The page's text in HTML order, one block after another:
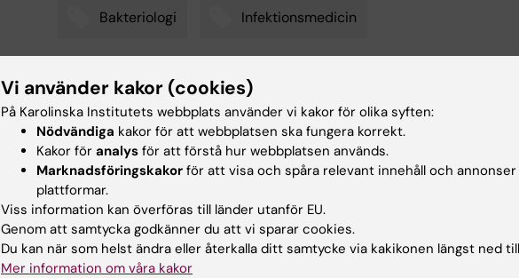
Bakteriologi Infektionsmedicin
Uppdaterad av:
Charlotte Brandt 2022-05-10
Dela
Relaterade artiklar
Vi använder kakor (cookies)
På Karolinska Institutets webbplats använder vi kakor för olika syften:
Nödvändiga kakor för att webbplatsen ska fungera korrekt.
Kakor för analys för att förstå hur webbplatsen används.
Marknadsföringskakor för att visa och spåra relevant innehåll och
plattformar.
Viss information kan överföras till länder utanför EU.
Genom att samtycka godkänner du att vi sparar cookies.
Du kan när som helst ändra eller återkalla ditt samtycke via kakikonen längst ned
Mer information om våra kakor